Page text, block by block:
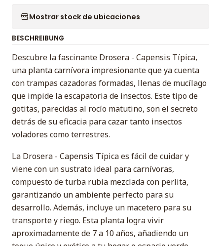
Mostrar stock de ubicaciones
BESCHREIBUNG
Descubre la fascinante Drosera - Capensis Típica,
una planta carnívora impresionante que ya cuenta
con trampas cazadoras formadas, llenas de mucílago
que impide la escapatoria de insectos. Este tipo de
gotitas, parecidas al rocío matutino, son el secreto
detrás de su eficacia para cazar tanto insectos
voladores como terrestres.
La Drosera - Capensis Típica es fácil de cuidar y
viene con un sustrato ideal para carnívoras,
compuesto de turba rubia mezclada con perlita,
garantizando un ambiente perfecto para su
desarrollo. Además, incluye un macetero para su
transporte y riego. Esta planta logra vivir
aproximadamente de 7 a 10 años, añadiendo un